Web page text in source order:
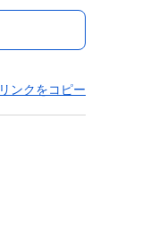
リンクをコピー